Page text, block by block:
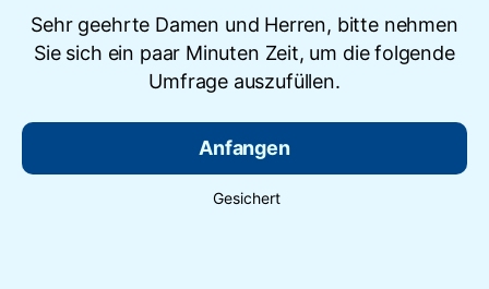
Sehr geehrte Damen und Herren, bitte nehmen
Sie sich ein paar Minuten Zeit, um die folgende
Umfrage auszufüllen.
Anfangen
Gesichert